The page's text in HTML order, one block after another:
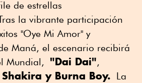
de estrellas
la vibrante participación
"Oye Mi Amor" y
Maná, el escenario recibirá
Mundial, "Dai Dai",
Shakira y Burna Boy. La